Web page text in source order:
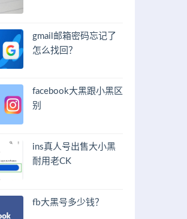
gmail邮箱密码忘记了
怎么找回？
facebook大黑跟小黑区
别
ins真人号出售大小黑
耐用老CK
fb大黑号多少钱？